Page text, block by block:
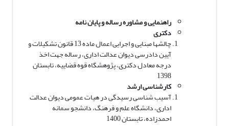
راهنمایی و مشاوره رساله و پایان نامه
دکتری
چالش­ها مبنایی و اجرایی اعمال ماده 13 قانون تشکیلات و
آیین دادرسی دیوان عدالت اداری، رساله جهت اخذ
درجه معادل دکتری، پژوهشگاه قوه قضاییه، تابستان
1398
کارشناسی ارشد
آسیب شناسی رسیدگی در هیات عمومی دیوان عدالت
اداری، دانشگاه علم و فرهنگ، دانشجو سمانه
احمدزاده، تابستان 1400